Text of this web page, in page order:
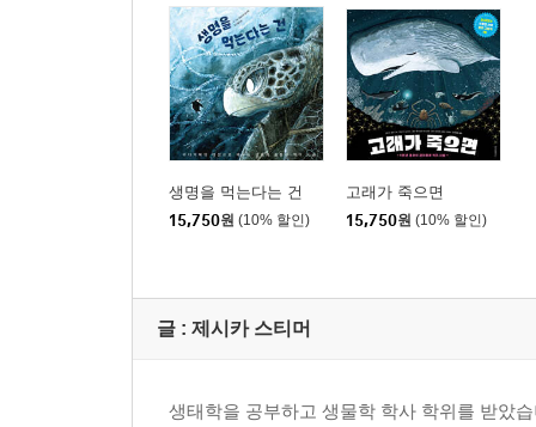
생명을 먹는다는 건
15,750원 (10% 할인)
고래가 죽으면
15,750원 (10% 할인)
글 : 제시카 스티머
생태학을 공부하고 생물학 학사 학위를 받았